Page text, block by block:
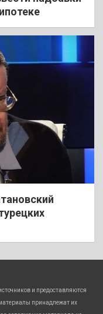
и предоставляются
принадлежат их